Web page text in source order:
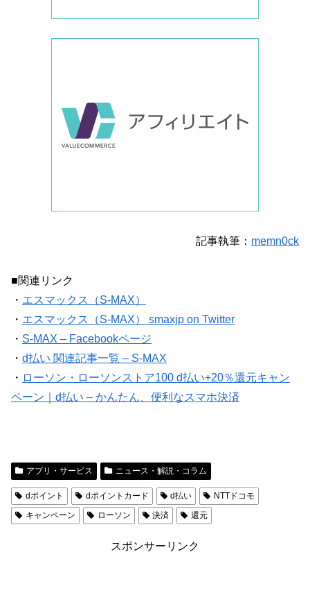
記事執筆： memn0ck
■関連リンク
・ エスマックス（S-MAX）
・ エスマックス（S-MAX） smaxjp on Twitter
・ S-MAX – Facebookページ
・ d払い 関連記事一覧 – S-MAX
・ ローソン・ローソンストア100 d払い+20％還元キャン
ペーン｜d払い – かんたん、便利なスマホ決済
アプリ・サービス ニュース・解説・コラム
dポイント dポイントカード d払い
NTTドコモ
キャンペーン
ローソン 決済 還元
スポンサーリンク